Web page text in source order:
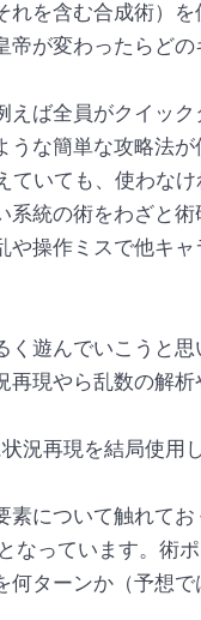
れを含む合成術）
帝が変わったらど
ば全員がクイック
な簡単な攻略法が
いても、使わな
系統の術をわざと
操作ミスで他キ
遊んでいこうと
再現やら乱数の解
況再現を結局使用
について触れて
なっています。術
何ターンか（予想